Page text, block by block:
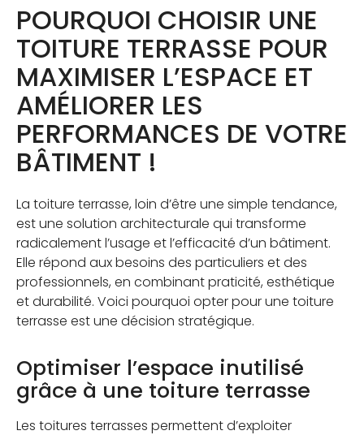
POURQUOI CHOISIR UNE
TOITURE TERRASSE POUR
MAXIMISER L’ESPACE ET
AMÉLIORER LES
PERFORMANCES DE VOTRE
BÂTIMENT !
La toiture terrasse, loin d’être une simple tendance,
est une solution architecturale qui transforme
radicalement l’usage et l’efficacité d’un bâtiment.
Elle répond aux besoins des particuliers et des
professionnels, en combinant praticité, esthétique
et durabilité. Voici pourquoi opter pour une toiture
terrasse est une décision stratégique.
Optimiser l’espace inutilisé
grâce à une toiture terrasse
Les toitures terrasses permettent d’exploiter